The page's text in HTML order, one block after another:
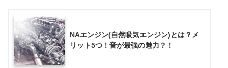
NAエンジン(自然吸気エンジン)とは？メ
リット5つ！音が最強の魅力？！